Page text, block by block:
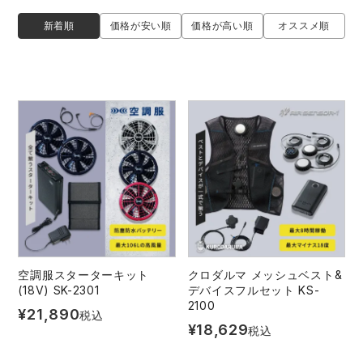
安全保護具
ヤッケ
作業用小物・アクセサリー
鞄・バッグ
つなぎ
ファン付き作業着・空調服
作業用ポロシャツランキング
レインウェアランキング
アイズフロンティア ランキング
TSDESIGN ランキング
コーコス ランキング
アイトス ランキング
GUSH FORCE CUP
シンメン 日進ゴム
ハイパーV 丸五
ムービンカット グラディエーター
ニオイクリア タカヤ商事
エアークラフト
運送・倉庫作業服
夜間・高視認性安全服
医療白衣・介護服
新着順 価格が安い順 価格が高い順 オススメ順
空調服スターターキット
(18V) SK-2301
¥21,890税込
クロダルマ メッシュベスト&
デバイスフルセット KS-
2100
¥18,629税込